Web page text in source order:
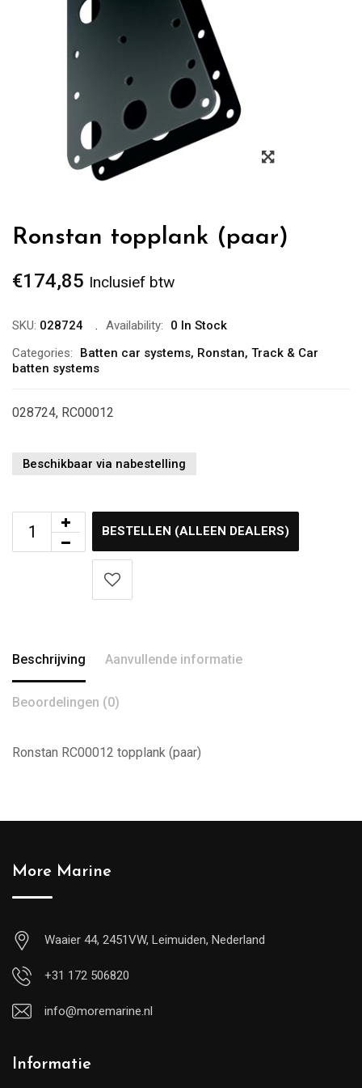
Zoom
Ronstan topplank (paar)
€174,85 Inclusief btw
SKU: 028724 Availability:
0 In Stock
Categories:
Batten car systems, Ronstan, Track & Car
batten systems
028724, RC00012
Beschikbaar via nabestelling
BESTELLEN (ALLEEN DEALERS)
Beschrijving Aanvullende informatie
Beoordelingen (0)
Ronstan RC00012 topplank (paar)
More Marine
Waaier 44, 2451VW, Leimuiden, Nederland
+31 172 506820
info@moremarine.nl
Informatie